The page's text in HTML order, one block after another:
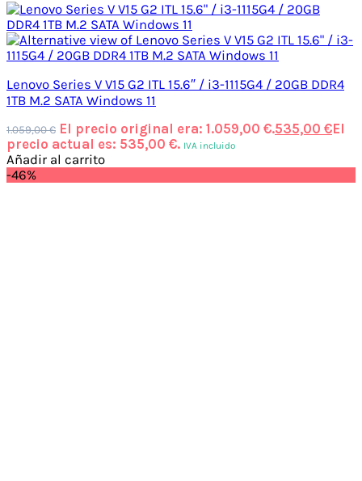
Lenovo Series V V15 G2 ITL 15.6″ / i3-1115G4 / 20GB DDR4
1TB M.2 SATA Windows 11
1.059,00€ El precio original era: 1.059,00 €.535,00 € El
precio actual es: 535,00 €. IVA incluido
Añadir al carrito
-46%